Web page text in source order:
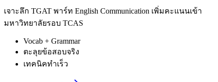
เจาะลึก TGAT พาร์ท English Communication เพิ่มคะแนนเข้า
มหาวิทยาลัยรอบ TCAS
Vocab + Grammar
ตะลุยข้อสอบจริง
เทคนิคทำเร็ว